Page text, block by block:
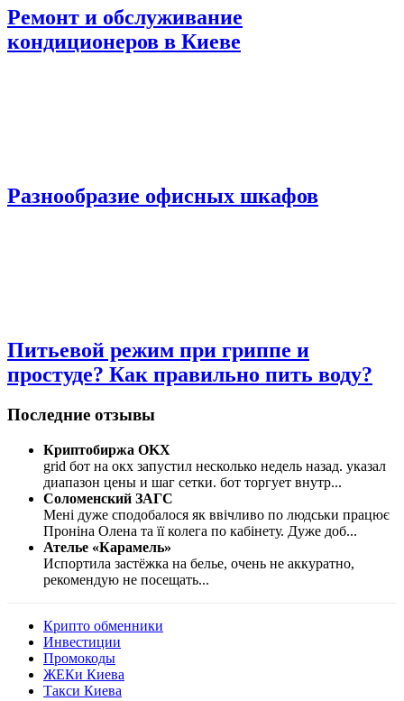
Ремонт и обслуживание
кондиционеров в Киеве
Разнообразие офисных шкафов
Питьевой режим при гриппе и
простуде? Как правильно пить воду?
Последние отзывы
Криптобиржа OKX
grid бот на окх запустил несколько недель назад. указал
диапазон цены и шаг сетки. бот торгует внутр...
Соломенский ЗАГС
Мені дуже сподобалося як ввічливо по людськи працює
Проніна Олена та її колега по кабінету. Дуже доб...
Ателье «Карамель»
Испортила застёжка на белье, очень не аккуратно,
рекомендую не посещать...
Крипто обменники
Инвестиции
Промокоды
ЖЕКи Киева
Такси Киева